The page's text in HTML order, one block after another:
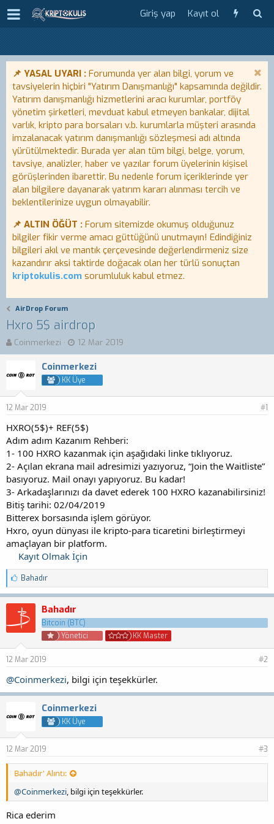
Giriş yap Kayıt ol
📌 YASAL UYARI : Forumunda yer alan bilgi, yorum ve
tavsiyelerin hiçbiri "Yatırım Danışmanlığı" kapsamında değildir.
Yatırım danışmanlığı hizmetlerini aracı kurumlar, portföy
yönetim şirketleri, mevduat kabul etmeyen bankalar, dijital
varlık, kripto para borsaları v.b. kurumlarla müşteri arasında
imzalanacak yatırım danışmanlığı sözleşmesi adı altında
yürütülmektedir. Burada yer alan tüm bilgi, belge, yorum,
tavsiye, analizler, haber ve yazılar forum üyelerinin kişisel
görüşlerinden ibarettir. Bu nedenle forum içeriklerinde yer
alan bilgilere dayanarak yatırım kararı alınması tercih ve
beklentilerinize uygun olmayabilir.
📌 ALTIN ÖĞÜT : Forum sitemizde okumuş olduğunuz
bilgiler fikir verme amacı güttüğünü unutmayın! Edindiğiniz
bilgileri akıl ve mantık çerçevesinde değerlendirmeniz size
kazandırır aksi taktirde doğacak olan her türlü sonuçtan
kriptokulis.com sorumluluk kabul etmez.
AirDrop Forum
Hxro 5$ airdrop
K
o
b
y
u
a
ş
l
a
a
n
Coinmerkezi
B
a
ş
l
a
n
ç
t
a
r
h
i
12 Mar 2019
Coinmerkezi
KK Üye
12 Mar 2019 #1
HXRO(5$)+ REF(5$)
Adım adım Kazanım Rehberi:
1- 100 HXRO kazanmak için aşağıdaki linke tıklıyoruz.
2- Açılan ekrana mail adresimizi yazıyoruz, “Join the Waitliste”
basıyoruz. Mail onayı yapıyoruz. Bu kadar!
3- Arkadaşlarınızı da davet ederek 100 HXRO kazanabilirsiniz!
Bitiş tarihi: 02/04/2019
Bitterex borsasında işlem görüyor.
Hxro, oyun dünyası ile kripto-para ticaretini birleştirmeyi
amaçlayan bir platform.
Kayıt Olmak İçin
B
e
ğ
e
n
i
e
r
Bahadır
Bahadır
Bitcoin (BTC)
Yönetici
KK Master
12 Mar 2019 #2
@Coinmerkezi, bilgi için teşekkürler.
Coinmerkezi
KK Üye
12 Mar 2019 #3
Bahadır' Alıntı:
@Coinmerkezi, bilgi için teşekkürler.
Rica ederim